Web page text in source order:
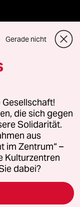
für Genehmigungen
Richtlinien
AGB
(Ads)
Gerade nicht
die sich gegen
Solidarität.
aus
im Zentrum“ –
Kulturzentren
dabei?